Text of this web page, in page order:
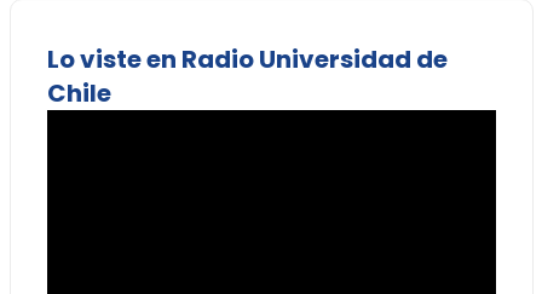
Lo viste en Radio Universidad de
Chile